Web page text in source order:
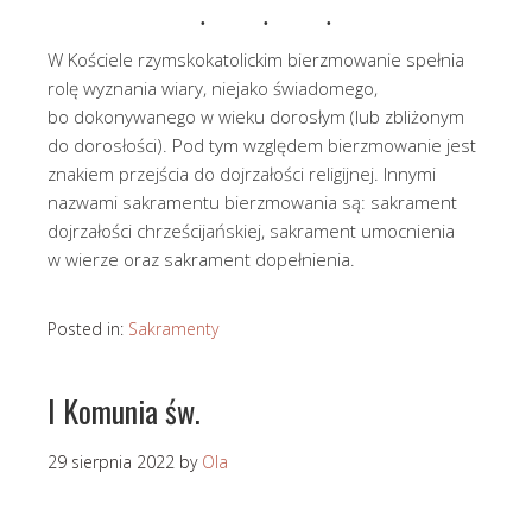
W Kościele rzymskokatolickim bierzmowanie spełnia
rolę wyznania wiary, niejako świadomego,
bo dokonywanego w wieku dorosłym (lub zbliżonym
do dorosłości). Pod tym względem bierzmowanie jest
znakiem przejścia do dojrzałości religijnej. Innymi
nazwami sakramentu bierzmowania są: sakrament
dojrzałości chrześcijańskiej, sakrament umocnienia
w wierze oraz sakrament dopełnienia.
Posted in: Sakramenty
I Komunia św.
29 sierpnia 2022 by Ola